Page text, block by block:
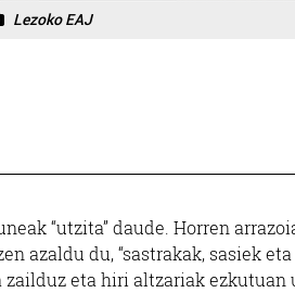
Lezoko EAJ
“utzita” daude. Horren
azaldu du, “sastrakak, sasiek
eta hiri altzariak ezkutuan